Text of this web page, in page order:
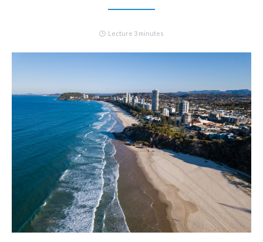
Lecture 3 minutes